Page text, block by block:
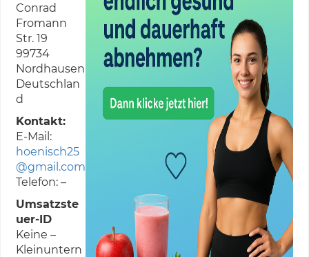
Conrad
Fromann
Str. 19
99734
Nordhausen
Deutschlan
d
Kontakt:
E-Mail:
hoenisch25
@gmail.com
Telefon: –
Umsatzste
uer-ID
Keine –
Kleinuntern